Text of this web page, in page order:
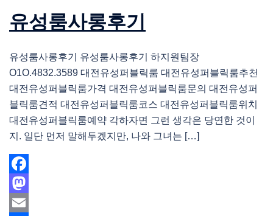
유성룸사롱후기
유성룸사롱후기 유성룸사롱후기 하지원팀장
O1O.4832.3589 대전유성퍼블릭룸 대전유성퍼블릭룸추천
대전유성퍼블릭룸가격 대전유성퍼블릭룸문의 대전유성퍼
블릭룸견적 대전유성퍼블릭룸코스 대전유성퍼블릭룸위치
대전유성퍼블릭룸예약 각하자면 그런 생각은 당연한 것이
지. 일단 먼저 말해두겠지만, 나와 그녀는 […]
Facebook
Mastodon